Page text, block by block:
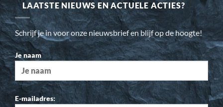
LAATSTE NIEUWS EN ACTUELE ACTIES?
Schrijf je in voor onze nieuwsbrief en blijf op de hoogte!
Je naam
E-mailadres: